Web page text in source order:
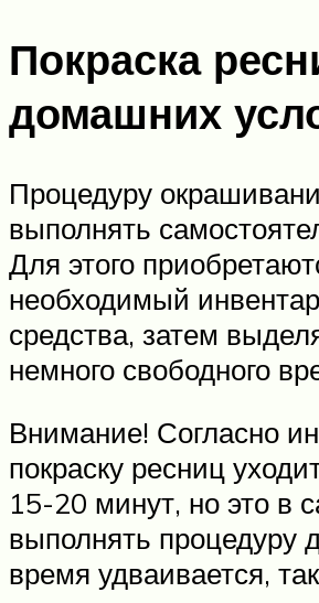
Покраска
домашних
Процедуру
выполнять
Для этого
необходимый
средства, затем
немного свободного
Внимание! Согласно
покраску ресниц
15-20 минут, но это в
выполнять процедуру
время удваивается,